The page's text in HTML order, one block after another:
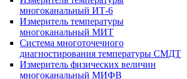
многоканальный ИТ-6
Измеритель температуры
многоканальный МИТ
Система многоточечного
диагностирования температуры СМДТ
Измеритель физических величин
многоканальный МИФВ